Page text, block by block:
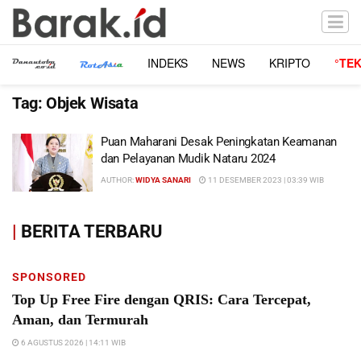
INDEKS NEWS KRIPTO
Tag: Objek Wisata
Puan Maharani Desak Peningkatan Keamanan
dan Pelayanan Mudik Nataru 2024
AUTHOR:WIDYA SANARI 11 DESEMBER 2023 | 03:39 WIB
| BERITA TERBARU
SPONSORED
Top Up Free Fire dengan QRIS: Cara Tercepat,
Aman, dan Termurah
6 AGUSTUS 2026 | 14:11 WIB